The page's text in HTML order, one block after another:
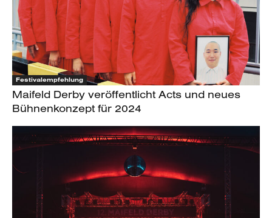
Festivalempfehlung
Maifeld Derby veröffentlicht Acts und neues
Bühnenkonzept für 2024